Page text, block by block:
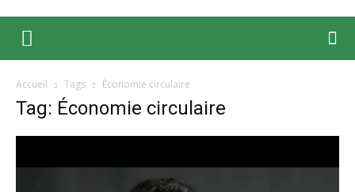
Accueil Tags Économie circulaire
Tag: Économie circulaire